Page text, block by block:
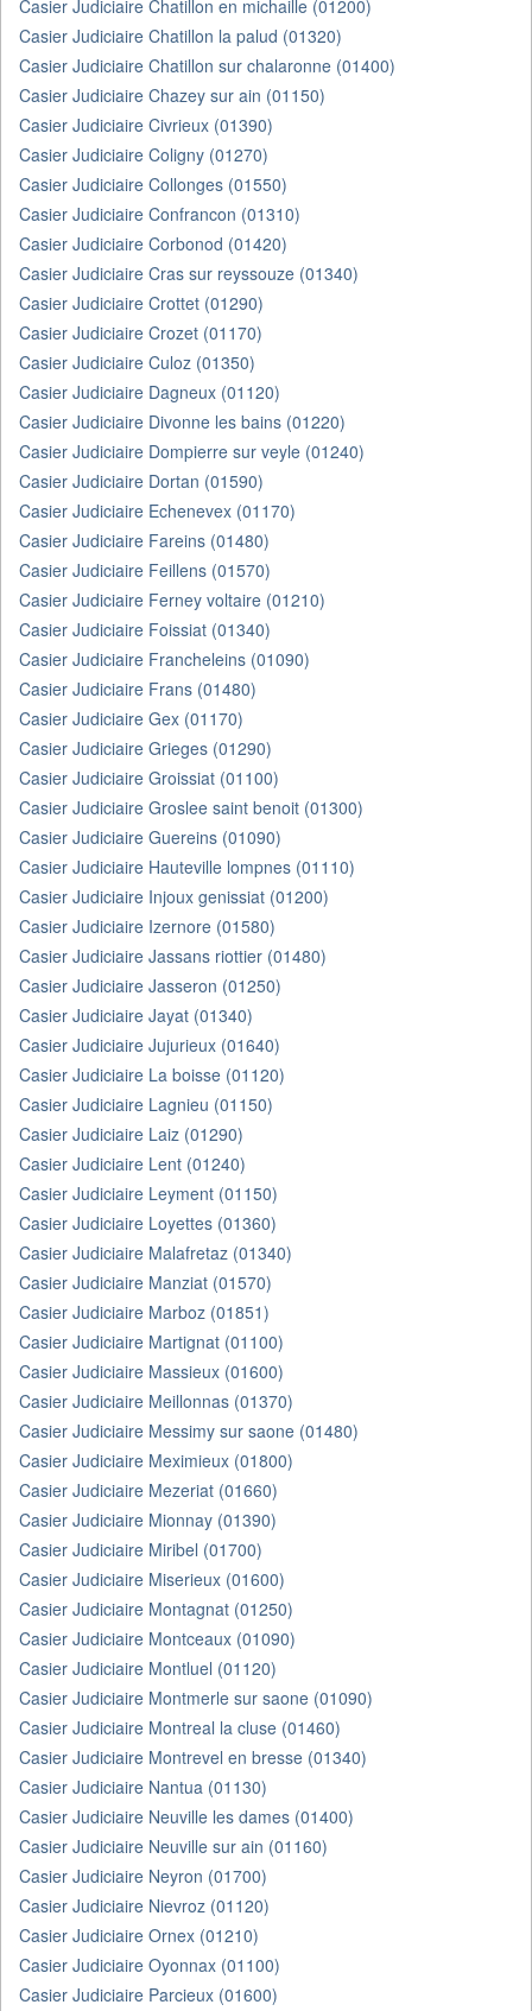
Casier Judiciaire Chatillon en michaille (01200)
Casier Judiciaire Chatillon la palud (01320)
Casier Judiciaire Chatillon sur chalaronne (01400)
Casier Judiciaire Chazey sur ain (01150)
Casier Judiciaire Civrieux (01390)
Casier Judiciaire Coligny (01270)
Casier Judiciaire Collonges (01550)
Casier Judiciaire Confrancon (01310)
Casier Judiciaire Corbonod (01420)
Casier Judiciaire Cras sur reyssouze (01340)
Casier Judiciaire Crottet (01290)
Casier Judiciaire Crozet (01170)
Casier Judiciaire Culoz (01350)
Casier Judiciaire Dagneux (01120)
Casier Judiciaire Divonne les bains (01220)
Casier Judiciaire Dompierre sur veyle (01240)
Casier Judiciaire Dortan (01590)
Casier Judiciaire Echenevex (01170)
Casier Judiciaire Fareins (01480)
Casier Judiciaire Feillens (01570)
Casier Judiciaire Ferney voltaire (01210)
Casier Judiciaire Foissiat (01340)
Casier Judiciaire Francheleins (01090)
Casier Judiciaire Frans (01480)
Casier Judiciaire Gex (01170)
Casier Judiciaire Grieges (01290)
Casier Judiciaire Groissiat (01100)
Casier Judiciaire Groslee saint benoit (01300)
Casier Judiciaire Guereins (01090)
Casier Judiciaire Hauteville lompnes (01110)
Casier Judiciaire Injoux genissiat (01200)
Casier Judiciaire Izernore (01580)
Casier Judiciaire Jassans riottier (01480)
Casier Judiciaire Jasseron (01250)
Casier Judiciaire Jayat (01340)
Casier Judiciaire Jujurieux (01640)
Casier Judiciaire La boisse (01120)
Casier Judiciaire Lagnieu (01150)
Casier Judiciaire Laiz (01290)
Casier Judiciaire Lent (01240)
Casier Judiciaire Leyment (01150)
Casier Judiciaire Loyettes (01360)
Casier Judiciaire Malafretaz (01340)
Casier Judiciaire Manziat (01570)
Casier Judiciaire Marboz (01851)
Casier Judiciaire Martignat (01100)
Casier Judiciaire Massieux (01600)
Casier Judiciaire Meillonnas (01370)
Casier Judiciaire Messimy sur saone (01480)
Casier Judiciaire Meximieux (01800)
Casier Judiciaire Mezeriat (01660)
Casier Judiciaire Mionnay (01390)
Casier Judiciaire Miribel (01700)
Casier Judiciaire Miserieux (01600)
Casier Judiciaire Montagnat (01250)
Casier Judiciaire Montceaux (01090)
Casier Judiciaire Montluel (01120)
Casier Judiciaire Montmerle sur saone (01090)
Casier Judiciaire Montreal la cluse (01460)
Casier Judiciaire Montrevel en bresse (01340)
Casier Judiciaire Nantua (01130)
Casier Judiciaire Neuville les dames (01400)
Casier Judiciaire Neuville sur ain (01160)
Casier Judiciaire Neyron (01700)
Casier Judiciaire Nievroz (01120)
Casier Judiciaire Ornex (01210)
Casier Judiciaire Oyonnax (01100)
Casier Judiciaire Parcieux (01600)